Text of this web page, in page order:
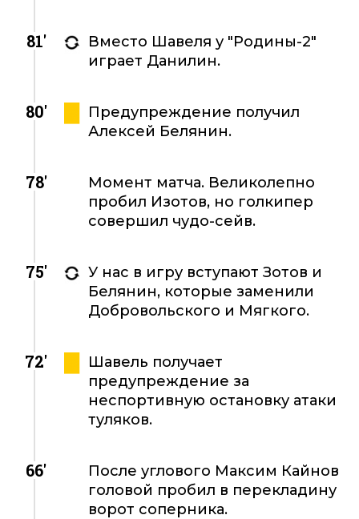
81'
Вместо Шавеля у "Родины-2"
играет Данилин.
80'
Предупреждение получил
Алексей Белянин.
78'
Момент матча. Великолепно
пробил Изотов, но голкипер
совершил чудо-сейв.
75'
У нас в игру вступают Зотов и
Белянин, которые заменили
Добровольского и Мягкого.
72'
Шавель получает
предупреждение за
неспортивную остановку атаки
туляков.
66'
После углового Максим Кайнов
головой пробил в перекладину
ворот соперника.